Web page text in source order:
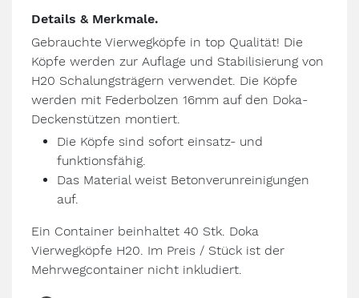
Details & Merkmale.
Gebrauchte Vierwegköpfe in top Qualität! Die
Köpfe werden zur Auflage und Stabilisierung von
H20 Schalungsträgern verwendet. Die Köpfe
werden mit Federbolzen 16mm auf den Doka-
Deckenstützen montiert.
Die Köpfe sind sofort einsatz- und
funktionsfähig.
Das Material weist Betonverunreinigungen
auf.
Ein Container beinhaltet 40 Stk. Doka
Vierwegköpfe H20. Im Preis / Stück ist der
Mehrwegcontainer nicht inkludiert.